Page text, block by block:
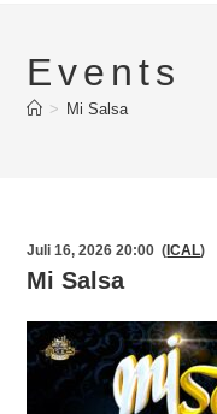
Events
> Mi Salsa
Juli 16, 2026 20:00 (ICAL)
Mi Salsa